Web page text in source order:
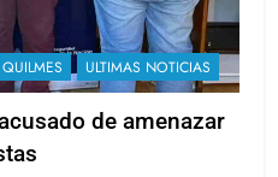
QUILMES ULTIMAS NOTICIAS
de amenazar